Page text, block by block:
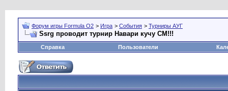
Форум игры Formula O2 > Игра > События > Турниры АУГ
Ssrg проводит турнир Навари кучу СМ!!!
Справка Пользователи